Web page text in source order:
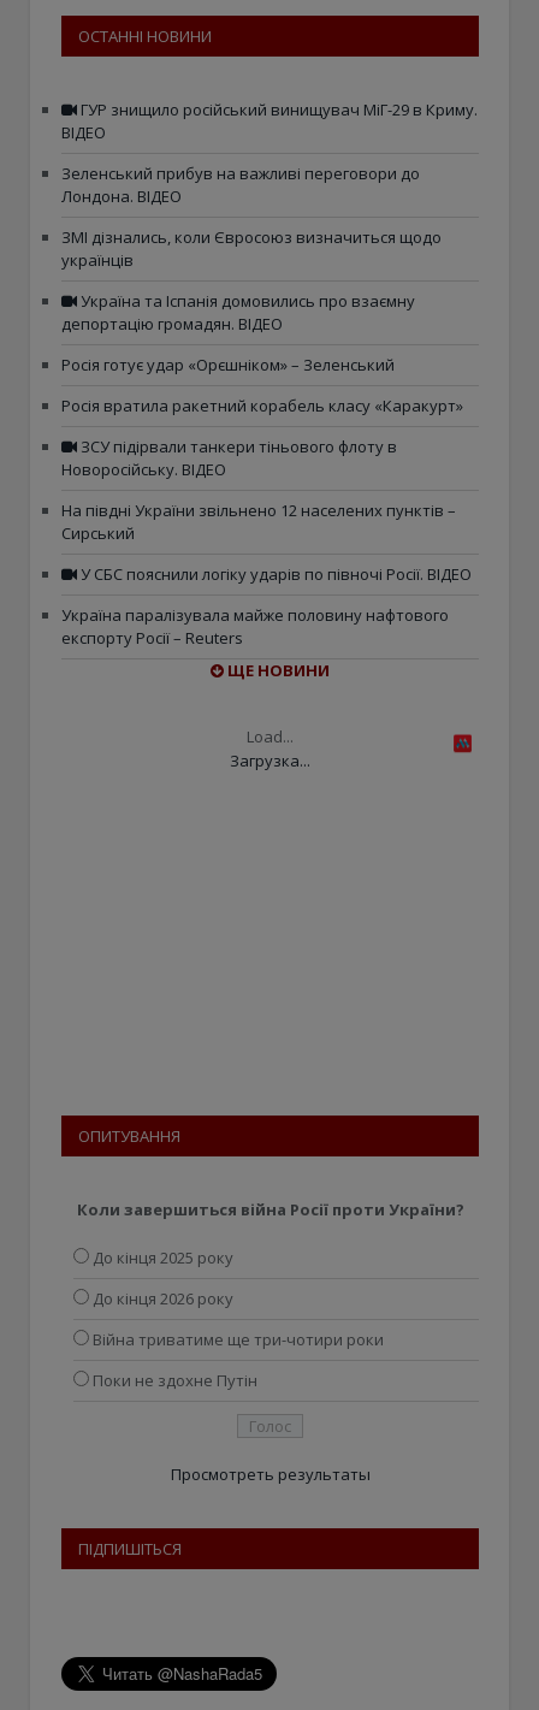
ОСТАННІ НОВИНИ
ГУР знищило російський винищувач МіГ-29 в Криму.
ВІДЕО
Зеленський прибув на важливі переговори до
Лондона. ВІДЕО
ЗМІ дізнались, коли Євросоюз визначиться щодо
українців
Україна та Іспанія домовились про взаємну
депортацію громадян. ВІДЕО
Росія готує удар «Орєшніком» – Зеленський
Росія вратила ракетний корабель класу «Каракурт»
ЗСУ підірвали танкери тіньового флоту в
Новоросійську. ВІДЕО
На півдні України звільнено 12 населених пунктів –
Сирський
У СБС пояснили логіку ударів по півночі Росії. ВІДЕО
Україна паралізувала майже половину нафтового
експорту Росії – Reuters
ЩЕ НОВИНИ
Load...
Загрузка...
ОПИТУВАННЯ
Коли завершиться війна Росії проти України?
До кінця 2025 року
До кінця 2026 року
Війна триватиме ще три-чотири роки
Поки не здохне Путін
Просмотреть результаты
ПІДПИШІТЬСЯ